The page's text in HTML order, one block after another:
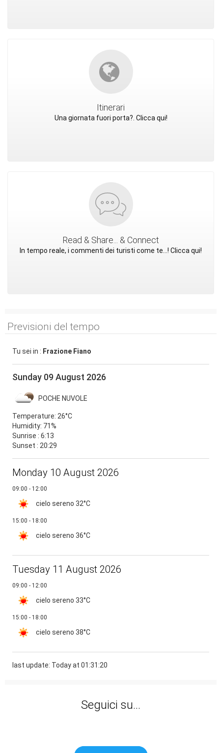
Itinerari
Una giornata fuori porta?. Clicca qui!
Read & Share... & Connect
In tempo reale, i commenti dei turisti come te...! Clicca qui!
Previsioni del tempo
Tu sei in : Frazione Fiano
Sunday 09 August 2026
POCHE NUVOLE
Temperature: 26°C
Humidity: 71%
Sunrise : 6:13
Sunset : 20:29
Monday 10 August 2026
09:00 - 12:00
cielo sereno 32°C
15:00 - 18:00
cielo sereno 36°C
Tuesday 11 August 2026
09:00 - 12:00
cielo sereno 33°C
15:00 - 18:00
cielo sereno 38°C
last update: Today at 01:31:20
Seguici su...